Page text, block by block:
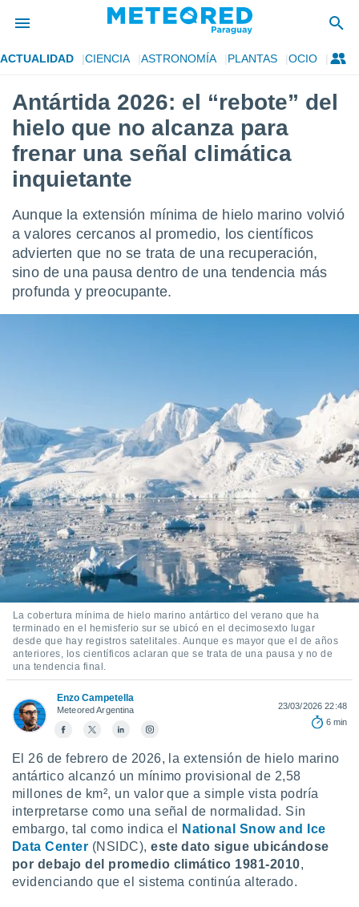
de
ha
por
para
la
que se
a este
las
y
forma
seguir
contenido
coste.
botón
a la
la
todas
ya sean
nuestros
nos
y análisis
en
así como
y
en
más
nuestra
y
ACEPTAR
Y
CONTINUAR
CONFIGURACIÓN
ACTUALIDAD CIENCIA ASTRONOMÍA PLANTAS OCIO
Antártida 2026: el “rebote” del
hielo que no alcanza para
frenar una señal climática
inquietante
Aunque la extensión mínima de hielo marino volvió
a valores cercanos al promedio, los científicos
advierten que no se trata de una recuperación,
sino de una pausa dentro de una tendencia más
profunda y preocupante.
La cobertura mínima de hielo marino antártico del verano que ha
terminado en el hemisferio sur se ubicó en el decimosexto lugar
desde que hay registros satelitales. Aunque es mayor que el de años
anteriores, los científicos aclaran que se trata de una pausa y no de
una tendencia final.
Enzo Campetella
Meteored Argentina
23/03/2026 22:48
6 min
El 26 de febrero de 2026, la extensión de hielo marino
antártico alcanzó un mínimo provisional de 2,58
millones de km², un valor que a simple vista podría
interpretarse como una señal de normalidad. Sin
embargo, tal como indica el
National Snow and Ice
Data Center (NSIDC),este dato sigue ubicándose
por debajo del promedio climático 1981-2010,
evidenciando que el sistema continúa alterado.